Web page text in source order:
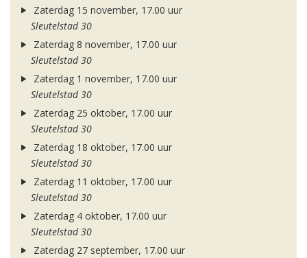
Zaterdag 15 november, 17.00 uur
Sleutelstad 30
Zaterdag 8 november, 17.00 uur
Sleutelstad 30
Zaterdag 1 november, 17.00 uur
Sleutelstad 30
Zaterdag 25 oktober, 17.00 uur
Sleutelstad 30
Zaterdag 18 oktober, 17.00 uur
Sleutelstad 30
Zaterdag 11 oktober, 17.00 uur
Sleutelstad 30
Zaterdag 4 oktober, 17.00 uur
Sleutelstad 30
Zaterdag 27 september, 17.00 uur